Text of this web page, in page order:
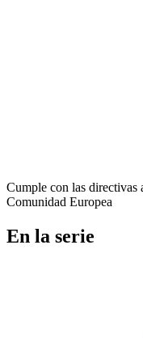
Cumple con las
Comunidad Europea
En la serie